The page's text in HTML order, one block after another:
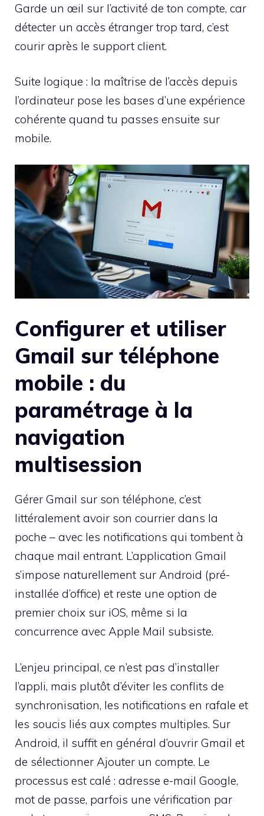
Garde un œil sur l’activité de ton compte, car
détecter un accès étranger trop tard, c’est
courir après le support client.
Suite logique : la maîtrise de l’accès depuis
l’ordinateur pose les bases d’une expérience
cohérente quand tu passes ensuite sur
mobile.
Configurer et utiliser
Gmail sur téléphone
mobile : du
paramétrage à la
navigation
multisession
Gérer Gmail sur son téléphone, c’est
littéralement avoir son courrier dans la
poche – avec les notifications qui tombent à
chaque mail entrant. L’application Gmail
s’impose naturellement sur Android (pré-
installée d’office) et reste une option de
premier choix sur iOS, même si la
concurrence avec Apple Mail subsiste.
L’enjeu principal, ce n’est pas d’installer
l’appli, mais plutôt d’éviter les conflits de
synchronisation, les notifications en rafale et
les soucis liés aux comptes multiples. Sur
Android, il suffit en général d’ouvrir Gmail et
de sélectionner Ajouter un compte. Le
processus est calé : adresse e-mail Google,
mot de passe, parfois une vérification par